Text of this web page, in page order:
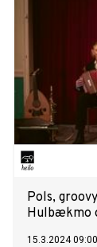
Pols,
Hulbækmo
15.3.2024